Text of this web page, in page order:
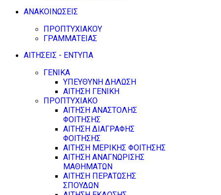
ΑΝΑΚΟΙΝΩΣΕΙΣ
ΠΡΟΠΤΥΧΙΑΚΟΥ
ΓΡΑΜΜΑΤΕΙΑΣ
ΑΙΤΗΣΕΙΣ - ΕΝΤΥΠΑ
ΓΕΝΙΚΑ
ΥΠΕΥΘΥΝΗ ΔΗΛΩΣΗ
ΑΙΤΗΣΗ ΓΕΝΙΚΗ
ΠΡΟΠΤΥΧΙΑΚΟ
ΑΙΤΗΣΗ ΑΝΑΣΤΟΛΗΣ
ΦΟΙΤΗΣΗΣ
ΑΙΤΗΣΗ ΔΙΑΓΡΑΦΗΣ
ΦΟΙΤΗΣΗΣ
ΑΙΤΗΣΗ ΜΕΡΙΚΗΣ ΦΟΙΤΗΣΗΣ
ΑΙΤΗΣΗ ΑΝΑΓΝΩΡΙΣΗΣ
ΜΑΘΗΜΑΤΩΝ
ΑΙΤΗΣΗ ΠΕΡΑΤΩΣΗΣ
ΣΠΟΥΔΩΝ